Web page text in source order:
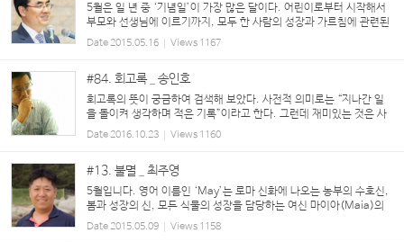
5월은 일 년 중 ‘기념일’이 가장 많은 달이다. 어린이로부터 시작해서
부모와 선생님에 이르기까지, 모두 한 사람의 성장과 가르침에 관련된
날들이다. 그중에서 스승의 날은 그 의미와 가치가 많이 퇴색했지만,
그래도 스승은 변치 않는 우리 ...
Date2015.05.16 Views 1167
#84. 회고록 _ 송인호
회고록의 뜻이 궁금하여 검색해 보았다. 사전적 의미로는 “지나간 일
을 돌이켜 생각하며 적은 기록”이라고 한다. 그런데 재미있는 것은 사
전적 의미에 앞서 파워링크라고 나오는 수많은 회고록 대행업체(작가)
들의 명단이다. 전문가의 손길을 빌어 쓰...
Date2016.10.23 Views 1160
#13. 불멸 _ 최주영
5월입니다. 영어 이름인 ‘May’는 로마 신화에 나오는 농부의 수호신,
봄과 성장의 신, 모든 식물의 성장을 담당하는 여신 마이아(Maia)의
이름에서 유래되었다고 합니다. 피천득은 ‘5월은 금방 찬물로 세수를
한 스물한 살 청신한 얼굴’이라고 했습니다. 괴...
Date2015.05.09 Views 1158